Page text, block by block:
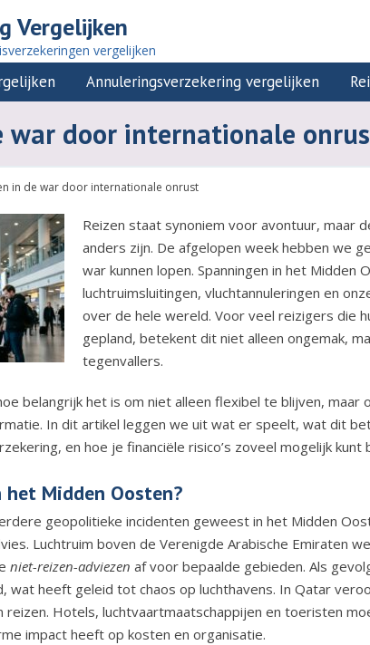
Vergelijken
vergelijken
Annuleringsverzekering vergelijken
war door internationale
in de war door internationale onrust
Reizen staat synoniem voor avontuur, maar
anders zijn. De afgelopen week hebben we
war kunnen lopen. Spanningen in het Midden
luchtruimsluitingen, vluchtannuleringen en
over de hele wereld. Voor veel reizigers die
gepland, betekent dit niet alleen ongemak,
tegenvallers.
belangrijk het is om niet alleen flexibel te blijven, maar
In dit artikel leggen we uit wat er speelt, wat dit
en hoe je financiële risico’s zoveel mogelijk kunt
Midden Oosten?
geopolitieke incidenten geweest in het Midden
Luchtruim boven de Verenigde Arabische Emiraten
niet-reizen-adviezen af voor bepaalde gebieden. Als
wat heeft geleid tot chaos op luchthavens. In Qatar
reizen. Hotels, luchtvaartmaatschappijen en toeristen
impact heeft op kosten en organisatie.